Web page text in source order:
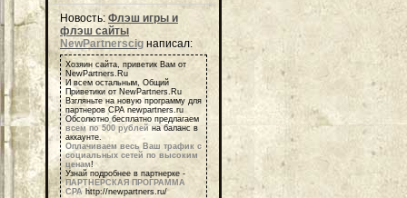
Новость: Флэш игры и
флэш сайты
NewPartnerscig написал:
Хозяин сайта, приветик Вам от
NewPartners.Ru
И всем остальным, Общий
Приветики от NewPartners.Ru
Взгляньте на новую программу для
партнеров СРА newpartners.ru
Обсолютно бесплатно предлагаем
всем по 500 рублейна баланс в
аккаунте.
Оплачиваем весь Ваш трафик с
социальных сетей по высоким
ценам!
Узнай подробнее в партнерке -
ПАРТНЕРСКАЯ ПРОГРАММА
СРА http://newpartners.ru/